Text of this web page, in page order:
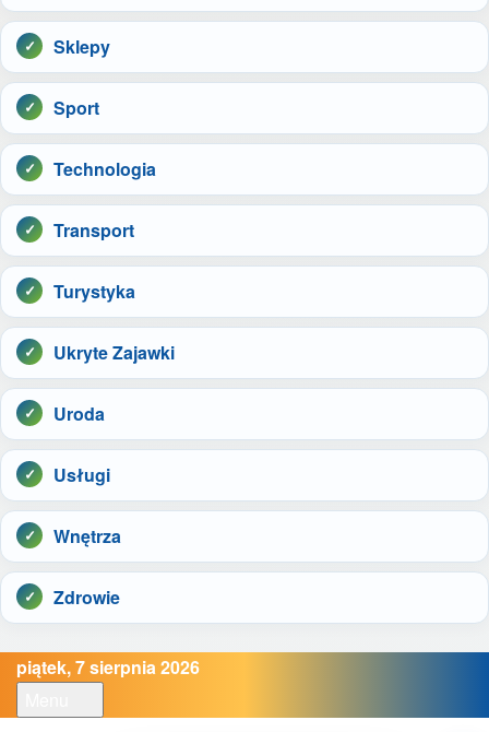
Sklepy
Sport
Technologia
Transport
Turystyka
Ukryte Zajawki
Uroda
Usługi
Wnętrza
Zdrowie
piątek, 7 sierpnia 2026